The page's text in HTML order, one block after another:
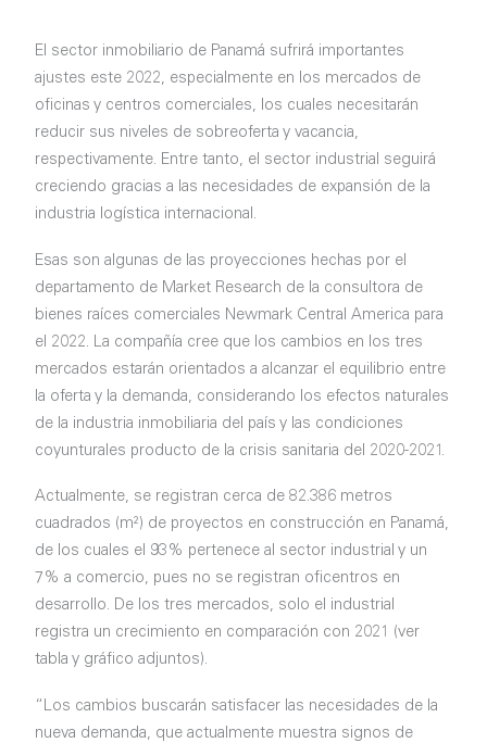
El sector inmobiliario de Panamá sufrirá importantes
ajustes este 2022, especialmente en los mercados de
oficinas y centros comerciales, los cuales necesitarán
reducir sus niveles de sobreoferta y vacancia,
respectivamente. Entre tanto, el sector industrial seguirá
creciendo gracias a las necesidades de expansión de la
industria logística internacional.
Esas son algunas de las proyecciones hechas por el
departamento de Market Research de la consultora de
bienes raíces comerciales Newmark Central America para
el 2022. La compañía cree que los cambios en los tres
mercados estarán orientados a alcanzar el equilibrio entre
la oferta y la demanda, considerando los efectos naturales
de la industria inmobiliaria del país y las condiciones
coyunturales producto de la crisis sanitaria del 2020-2021.
Actualmente, se registran cerca de 82.386 metros
cuadrados (m²) de proyectos en construcción en Panamá,
de los cuales el 93% pertenece al sector industrial y un
7% a comercio, pues no se registran oficentros en
desarrollo. De los tres mercados, solo el industrial
registra un crecimiento en comparación con 2021 (ver
tabla y gráfico adjuntos).
“Los cambios buscarán satisfacer las necesidades de la
nueva demanda, que actualmente muestra signos de